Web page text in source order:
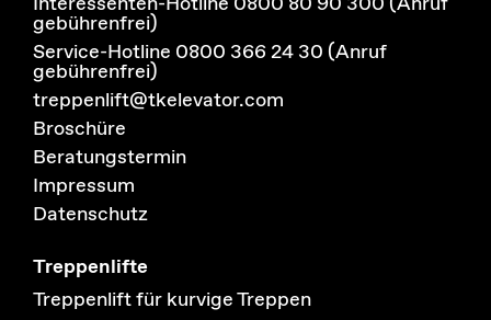
gebührenfrei)
Service-Hotline 0800 366 24 30 (Anruf
gebührenfrei)
treppenlift@tkelevator.com
Broschüre
Beratungstermin
Impressum
Datenschutz
Treppenlifte
Treppenlift für kurvige Treppen